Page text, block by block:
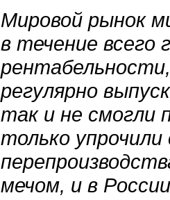
Мировой рынок
в течение всего
регулярно
так и не смогли
только упрочили
мечом, и в